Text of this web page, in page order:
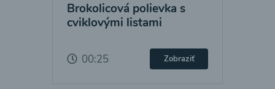
Brokolicová polievka s
cviklovými listami
00:25 Zobraziť